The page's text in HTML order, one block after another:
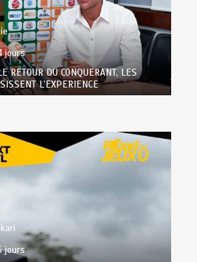
jours
RETOUR DU CONQUERANT, LES
L’EXPERIENCE
jours